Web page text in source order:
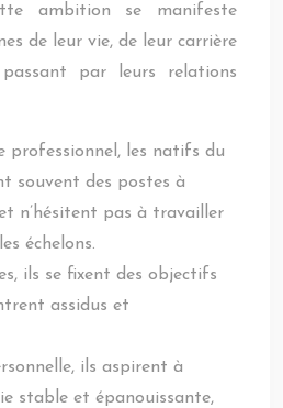
ambition se manifeste
de leur vie, de leur carrière
par leurs relations
professionnel, les natifs du
souvent des postes à
n’hésitent pas à travailler
échelons.
ils se fixent des objectifs
assidus et
ils aspirent à
stable et épanouissante,